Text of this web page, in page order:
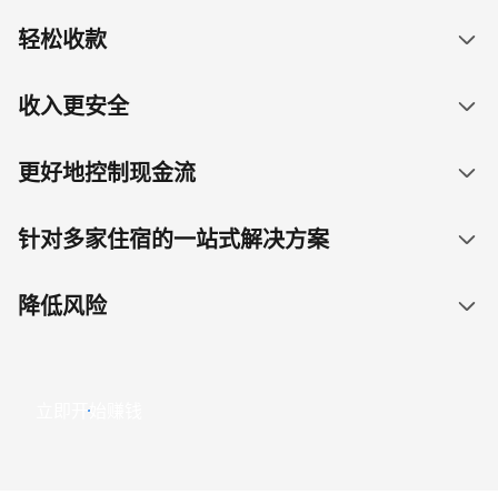
轻松收款
收入更安全
更好地控制现金流
针对多家住宿的一站式解决方案
降低风险
立即开始赚钱